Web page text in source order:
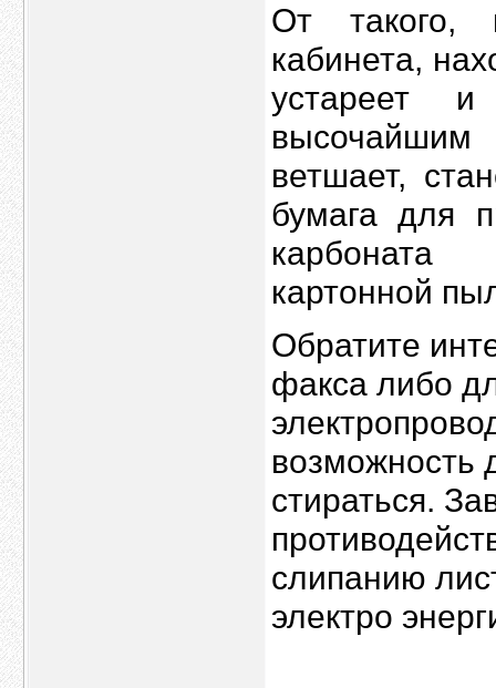
От такого,
кабинета,
устареет
ветшает,
бумага для
карбоната
картонной
Обратите
факса либо
возможность
стираться.
слипанию
электро